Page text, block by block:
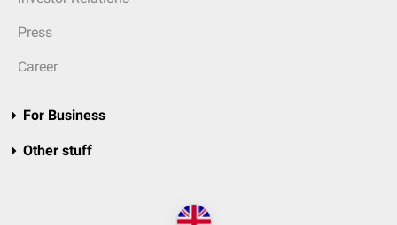
Press
Career
For Business
Other stuff